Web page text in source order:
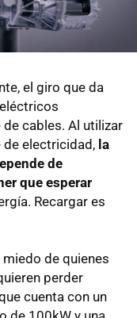
el giro que da
cables. Al utilizar
electricidad, la
de
que esperar
Recargar es
miedo de quienes
perder
cuenta con un